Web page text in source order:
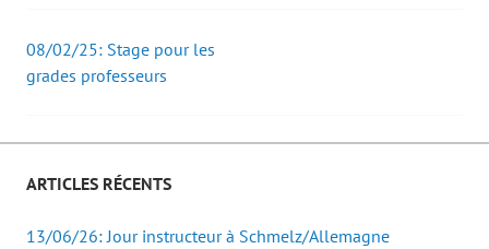
Post
08/02/25: Stage pour les
grades professeurs
ARTICLES RÉCENTS
13/06/26: Jour instructeur à Schmelz/Allemagne